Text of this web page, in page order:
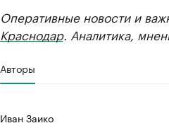
Оперативные новости и
Краснодар. Аналитика,
Авторы
Иван Заико